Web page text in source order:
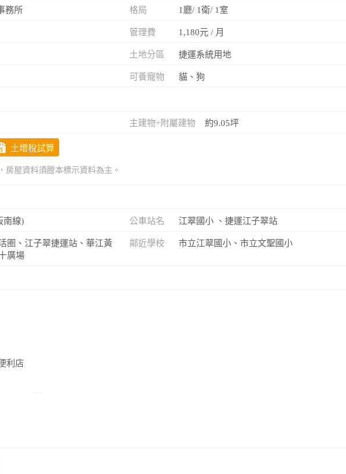
務所 格局 1廳/ 1衛/ 1室
管理費 1,180元 / 月
土地分區 捷運系統用地
可養寵物 貓、狗
主建物+附屬建物 約9.05坪
土增稅試算
房屋資料須謄本標示資料為主。
南線) 公車站名 江翠國小 、捷運江子翠站
圈、江子翠捷運站、華江黃
廣場
鄰近學校 市立江翠國小、市立文聖國小
利店